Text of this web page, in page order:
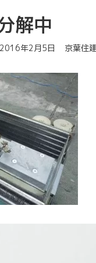
解中
最
2016年2月5日 京葉住